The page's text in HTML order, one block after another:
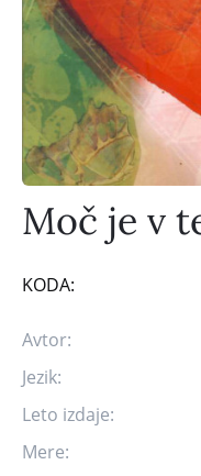
Moč je v
KODA:
Avtor:
Jezik:
Leto izdaje:
Mere: